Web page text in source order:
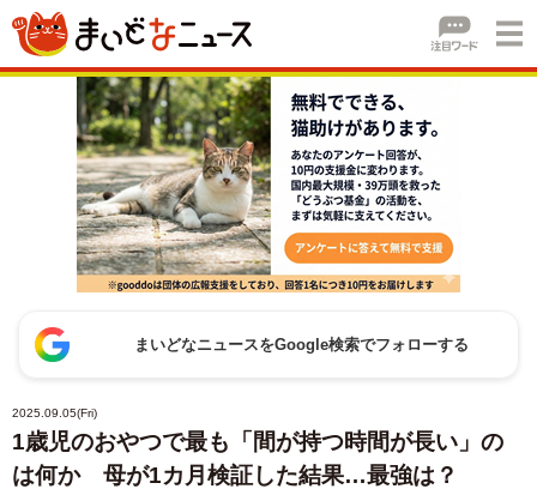
まいどなニュースをGoogle検索でフォローする
2025.09.05(Fri)
1歳児のおやつで最も「間が持つ時間が長い」の
は何か 母が1カ月検証した結果…最強は？